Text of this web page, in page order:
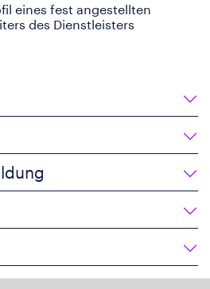
eines fest angestellten
des Dienstleisters